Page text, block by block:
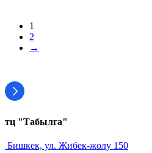
1
2
→
тц "Табылга"
Бишкек, ул. Жибек-жолу 150